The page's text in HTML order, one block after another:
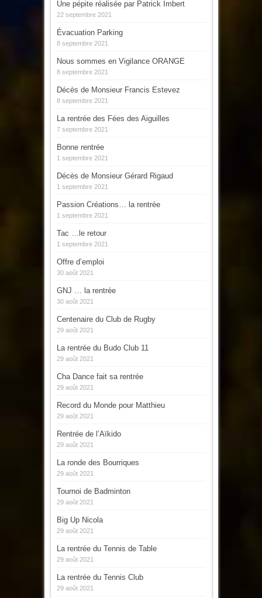
Une pépite réalisée par Patrick Imbert
22 septembre 2021
Évacuation Parking
8 septembre 2021
Nous sommes en Vigilance ORANGE
8 septembre 2021
Décès de Monsieur Francis Estevez
8 septembre 2021
La rentrée des Fées des Aiguilles
7 septembre 2021
Bonne rentrée
1 septembre 2021
Décès de Monsieur Gérard Rigaud
1 septembre 2021
Passion Créations… la rentrée
1 septembre 2021
Tac …le retour
1 septembre 2021
Offre d’emploi
30 août 2021
GNJ … la rentrée
30 août 2021
Centenaire du Club de Rugby
29 août 2021
La rentrée du Budo Club 11
29 août 2021
Cha Dance fait sa rentrée
29 août 2021
Record du Monde pour Matthieu
29 août 2021
Rentrée de l’Aïkido
29 août 2021
La ronde des Bourriques
29 août 2021
Tournoi de Badminton
29 août 2021
Big Up Nicola
29 août 2021
La rentrée du Tennis de Table
29 août 2021
La rentrée du Tennis Club
29 août 2021